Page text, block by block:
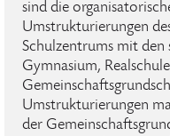
sind die
Umstrukturierungen
Schulzentrums mit den
Gymnasium,
Umstrukturierungen
der